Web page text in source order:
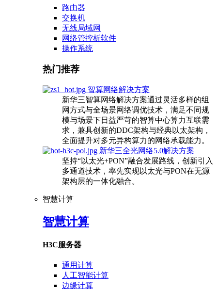
路由器
交换机
无线局域网
网络管控析软件
操作系统
热门推荐
智算网络解决方案
新华三智算网络解决方案通过灵活多样的组
网方式与全场景网络调优技术，满足不同规
模与场景下日益严苛的智算中心算力互联需
求，兼具创新的DDC架构与经典以太架构，
全面提升对多元异构算力的网络承载能力。
新华三全光网络5.0解决方案
坚持“以太光+PON”融合发展路线，创新引入
多通道技术，率先实现以太光与PON在无源
架构层的一体化融合。
智慧计算
智慧计算
H3C服务器
通用计算
人工智能计算
边缘计算